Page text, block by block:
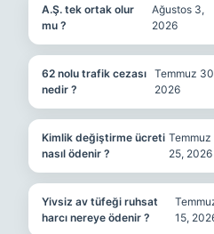
A.Ş. tek ortak olur
mu ?
Ağustos 3,
2026
62 nolu trafik cezası
nedir ?
Temmuz
2026
Kimlik değiştirme ücreti
nasıl ödenir ?
Temmuz
25, 2026
Yivsiz av tüfeği ruhsat
harcı nereye ödenir ?
15,